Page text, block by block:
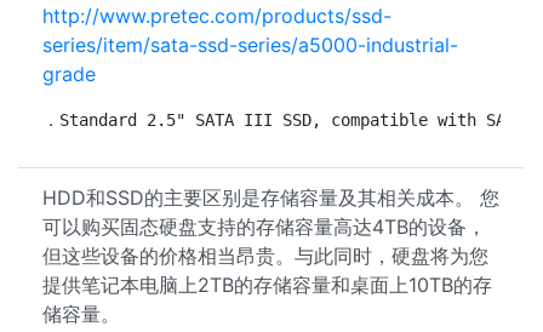
http://www.pretec.com/products/ssd-
series/item/sata-ssd-series/a5000-industrial-
grade
．Standard 2.5" SATA III SSD, compatible with
HDD和SSD的主要区别是存储容量及其相关成本。 您
可以购买固态硬盘支持的存储容量高达4TB的设备，
但这些设备的价格相当昂贵。与此同时，硬盘将为您
提供笔记本电脑上2TB的存储容量和桌面上10TB的存
储容量。